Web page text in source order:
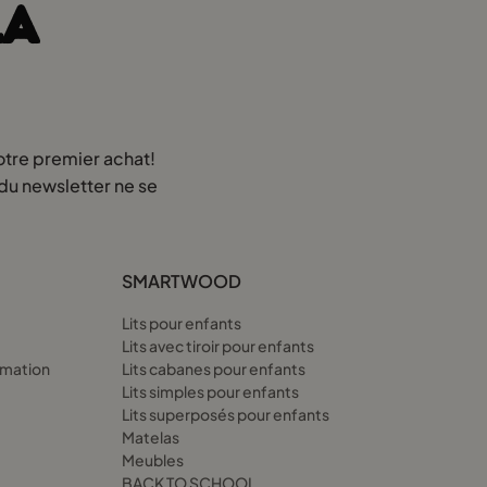
pourrait leur donner l’impression de dormir au sommet des
Sans hésiter, Filip fit appel aux techniciens, qui
d’hôpital. Filip et son équipe mirent tout en œuvre pour
du lit enfant 100x190 parfait. On racontait même aux
premier achat!
newsletter ne se
SMARTWOOD
Lits pour enfants
Lits avec tiroir pour enfants
Lits cabanes pour enfants
Lits simples pour enfants
Lits superposés pour enfants
Matelas
Meubles
BACK TO SCHOOL